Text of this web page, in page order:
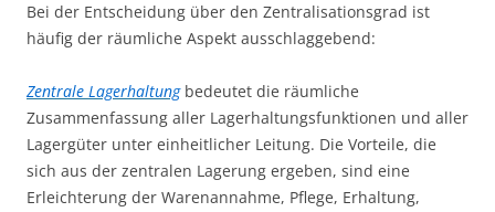
Bei der Entscheidung über den Zentralisationsgrad ist
häufig der räumliche Aspekt ausschlaggebend:
Zentrale Lagerhaltungbedeutet die räumliche
Zusammenfassung aller Lagerhaltungsfunktionen und aller
Lagergüter unter einheitlicher Leitung. Die Vorteile, die
sich aus der zentralen Lagerung ergeben, sind eine
Erleichterung der Warenannahme, Pflege, Erhaltung,